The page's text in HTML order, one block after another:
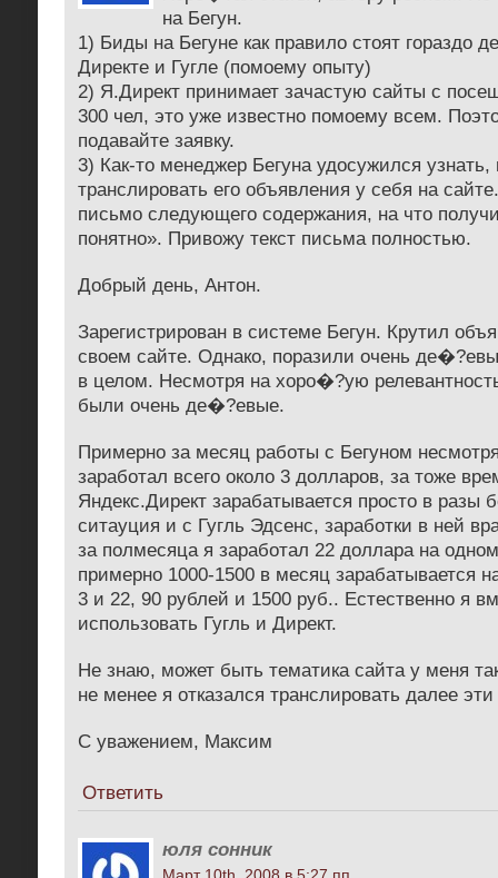
на Бегун.
1) Биды на Бегуне как правило стоят гораздо
Директе и Гугле (помоему опыту)
2) Я.Директ принимает зачастую сайты с
300 чел, это уже известно помоему всем.
подавайте заявку.
3) Как-то менеджер Бегуна удосужился
транслировать его объявления у себя на
письмо следующего содержания, на что
понятно». Привожу текст письма полностью.
Добрый день, Антон.
Зарегистрирован в системе Бегун. Крутил
своем сайте. Однако, поразили очень
в целом. Несмотря на хоро�?ую
были очень де�?евые.
Примерно за месяц работы с Бегуном
заработал всего около 3 долларов, за тоже
Яндекс.Директ зарабатывается просто в
ситауция и с Гугль Эдсенс, заработки в ней
за полмесяца я заработал 22 доллара на
примерно 1000-1500 в месяц зарабатывается
3 и 22, 90 рублей и 1500 руб.. Естественно я
использовать Гугль и Директ.
Не знаю, может быть тематика сайта у меня
не менее я отказался транслировать далее
С уважением, Максим
Ответить
юля сонник